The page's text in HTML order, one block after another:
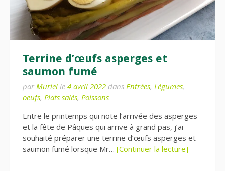
Terrine d’œufs asperges et
saumon fumé
par Muriel le 4 avril 2022 dans Entrées, Légumes,
oeufs, Plats salés, Poissons
Entre le printemps qui note l’arrivée des asperges
et la fête de Pâques qui arrive à grand pas, j’ai
souhaité préparer une terrine d’œufs asperges et
saumon fumé lorsque Mr… [Continuer la lecture]